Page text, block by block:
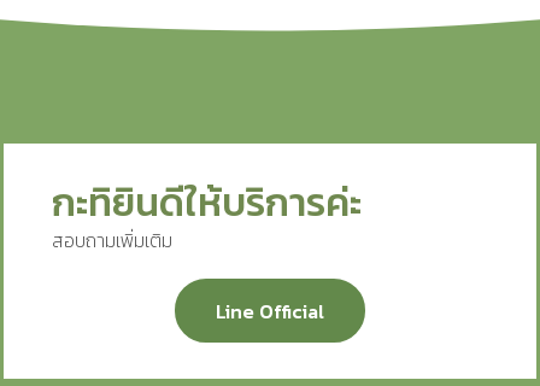
กะทิยินดีให้บริการค่ะ
สอบถามเพิ่มเติม
Line Official